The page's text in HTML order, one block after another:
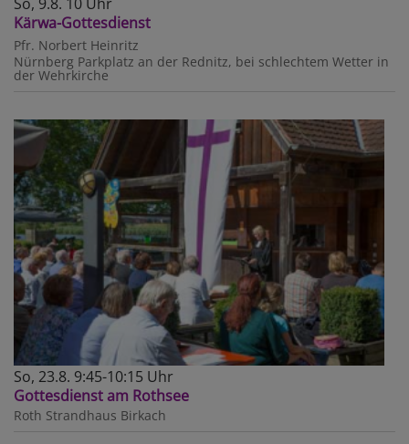
Kärwa-Gottesdienst
Pfr. Norbert Heinritz
Nürnberg Parkplatz an der Rednitz, bei schlechtem Wetter in
der Wehrkirche
So, 23.8. 9:45-10:15 Uhr
Gottesdienst am Rothsee
Roth Strandhaus Birkach